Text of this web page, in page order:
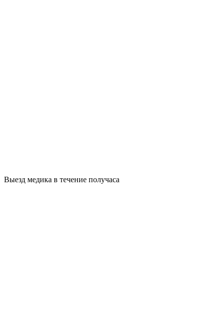
Выезд медика в течение получаса